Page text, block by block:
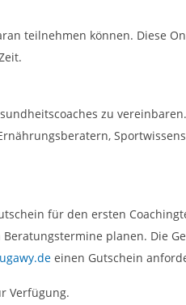
teilnehmen können. Diese
zu
für den ersten
planen. Die
einen Gutschein
Verfügung.